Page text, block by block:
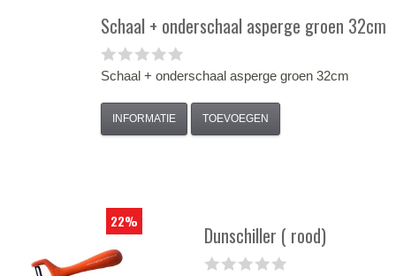
Schaal + onderschaal asperge groen 32cm
Schaal + onderschaal asperge groen 32cm
INFORMATIE TOEVOEGEN
22%
Dunschiller ( rood)